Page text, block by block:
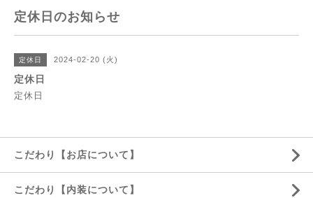
定休日のお知らせ
定休日 2024-02-20 (火)
定休日
定休日
こだわり【お店について】
こだわり【内装について】